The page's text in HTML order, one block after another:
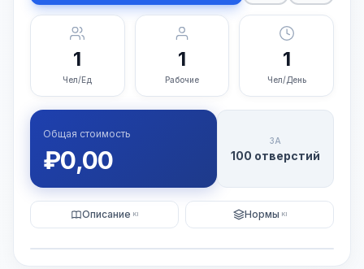
1
Чел/Ед
1
Рабочие
1
Чел/День
Общая стоимость
₽0,00
ЗА
100 отверстий
Описание KI Нормы KI